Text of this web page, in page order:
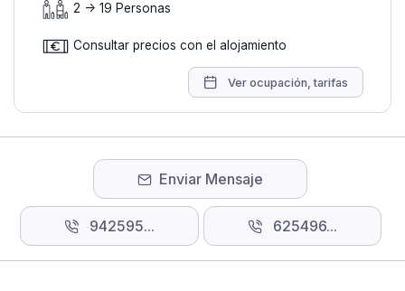
2 -> 19 Personas
Consultar precios con el alojamiento
Ver ocupación, tarifas
Enviar Mensaje
942595... 625496...